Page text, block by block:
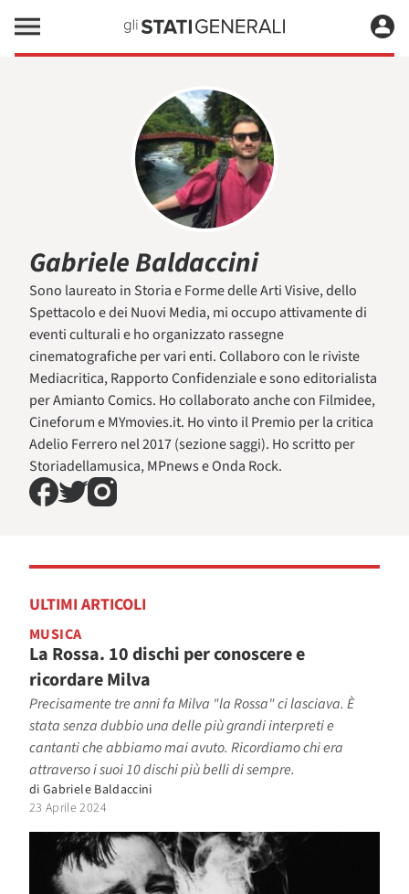
Gabriele Baldaccini
Sono laureato in Storia e Forme delle Arti Visive, dello
Spettacolo e dei Nuovi Media, mi occupo attivamente di
eventi culturali e ho organizzato rassegne
cinematografiche per vari enti. Collaboro con le riviste
Mediacritica, Rapporto Confidenziale e sono editorialista
per Amianto Comics. Ho collaborato anche con Filmidee,
Cineforum e MYmovies.it. Ho vinto il Premio per la critica
Adelio Ferrero nel 2017 (sezione saggi). Ho scritto per
Storiadellamusica, MPnews e Onda Rock.
ULTIMI ARTICOLI
MUSICA
La Rossa. 10 dischi per conoscere e
ricordare Milva
Precisamente tre anni fa Milva "la Rossa" ci lasciava. È
stata senza dubbio una delle più grandi interpreti e
cantanti che abbiamo mai avuto. Ricordiamo chi era
attraverso i suoi 10 dischi più belli di sempre.
di Gabriele Baldaccini
23 Aprile 2024